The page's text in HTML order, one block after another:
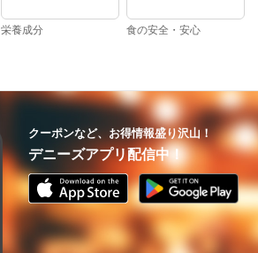
栄養成分 食の安全・安心
クーポンなど、お得情報盛り沢山！
デニーズアプリ配信中！